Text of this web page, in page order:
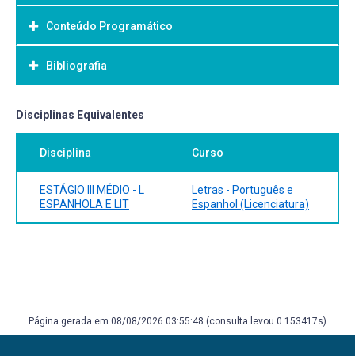
Objetivo Geral:
Conteúdo Programático
Bibliografia
Bibliografia Básica:
Disciplinas Equivalentes
Disciplina Curso
ESTÁGIO III MÉDIO - L
ESPANHOLA E LIT
Letras - Português e
Espanhol (Licenciatura)
Página gerada em 08/08/2026 03:55:48 (consulta levou 0.153417s)